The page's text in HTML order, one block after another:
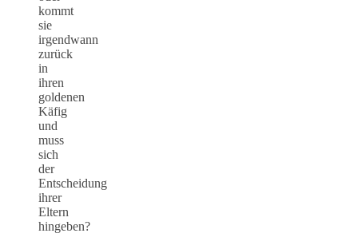
kommt
sie
irgendwann
zurück
in
ihren
goldenen
Käfig
und
muss
sich
der
Entscheidung
ihrer
Eltern
hingeben?